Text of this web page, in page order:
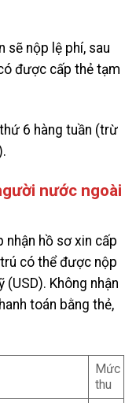
sẽ nộp lệ phí, sau
được cấp thẻ tạm
6 hàng tuần (trừ
nước ngoài
nhận hồ sơ xin cấp
có thể được nộp
Không nhận
toán bằng thẻ,
Mức
thu